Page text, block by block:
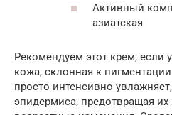
Активный
азиатская
Рекомендуем этот крем, если
кожа, склонная к
просто интенсивно
эпидермиса, предотвращая